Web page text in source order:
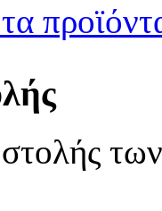
τα